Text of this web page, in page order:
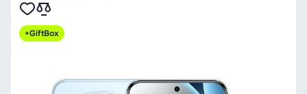
+GiftBox